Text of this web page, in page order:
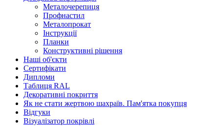
Металочерепиця
Профнастил
Металопрокат
Інструкції
Планки
Конструктивні рішення
Наші об'єкти
Сертифікати
Дипломи
Таблиця RAL
Декоративні покриття
Як не стати жертвою шахраїв. Пам'ятка покупця
Відгуки
Візуалізатор покрівлі